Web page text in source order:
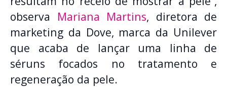
observa Mariana Martins, diretora de
marketing da Dove, marca da Unilever
que acaba de lançar uma linha de
séruns focados no tratamento e
regeneração da pele.